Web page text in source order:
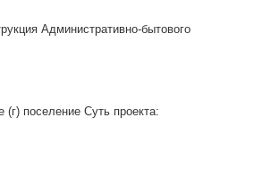
Административно-бытового
поселение Суть проекта: